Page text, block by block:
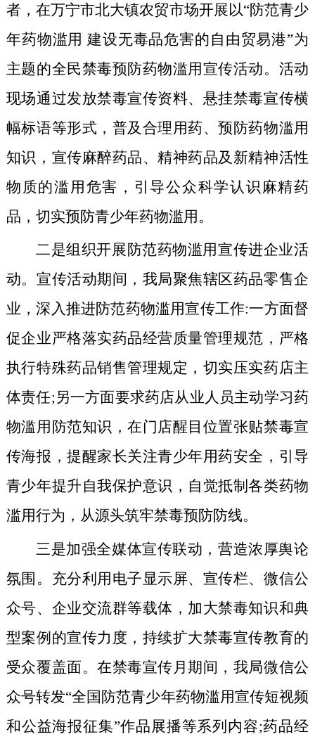
者，在万宁市北大镇农贸市场开展以“防范青少
年药物滥用 建设无毒品危害的自由贸易港”为
主题的全民禁毒预防药物滥用宣传活动。活动
现场通过发放禁毒宣传资料、悬挂禁毒宣传横
幅标语等形式，普及合理用药、预防药物滥用
知识，宣传麻醉药品、精神药品及新精神活性
物质的滥用危害，引导公众科学认识麻精药
品，切实预防青少年药物滥用。
二是组织开展防范药物滥用宣传进企业活
动。宣传活动期间，我局聚焦辖区药品零售企
业，深入推进防范药物滥用宣传工作:一方面督
促企业严格落实药品经营质量管理规范，严格
执行特殊药品销售管理规定，切实压实药店主
体责任;另一方面要求药店从业人员主动学习药
物滥用防范知识，在门店醒目位置张贴禁毒宣
传海报，提醒家长关注青少年用药安全，引导
青少年提升自我保护意识，自觉抵制各类药物
滥用行为，从源头筑牢禁毒预防防线。
三是加强全媒体宣传联动，营造浓厚舆论
氛围。 充分利用电子显示屏、宣传栏、微信公
众号、企业交流群等载体，加大禁毒知识和典
型案例的宣传力度，持续扩大禁毒宣传教育的
受众覆盖面。在禁毒宣传月期间，我局微信公
众号转发“全国防范青少年药物滥用宣传短视频
和公益海报征集”作品展播等系列内容;药品经